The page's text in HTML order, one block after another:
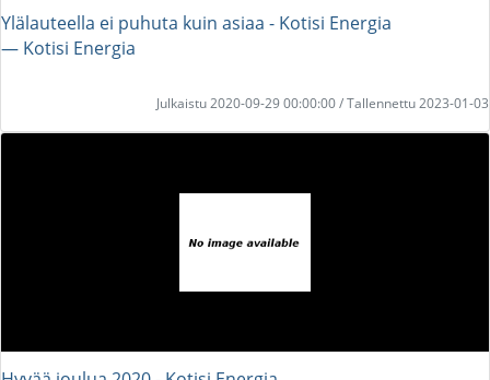
Ylälauteella ei puhuta kuin asiaa - Kotisi Energia
― Kotisi Energia
Julkaistu 2020-09-29 00:00:00 / Tallennettu 2023-01-03